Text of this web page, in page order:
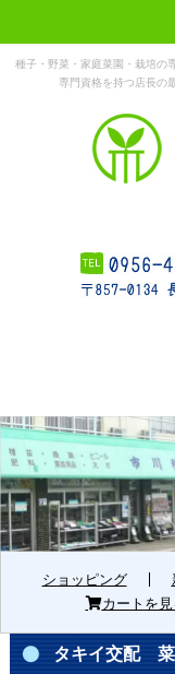
種子・野菜・家庭菜園・栽培の
専門資格を持つ店長の
ホーム
ら
ショッピング
カートを見
タキイ交配 菜